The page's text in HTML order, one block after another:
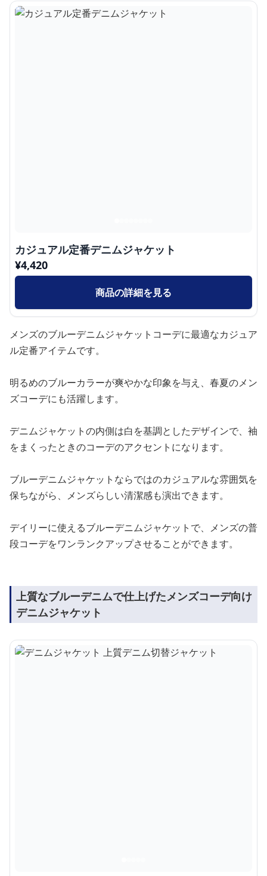
カジュアル定番デニムジャケット
¥4,420
商品の詳細を見る
メンズのブルーデニムジャケットコーデに最適なカジュア
ル定番アイテムです。
明るめのブルーカラーが爽やかな印象を与え、春夏のメン
ズコーデにも活躍します。
デニムジャケットの内側は白を基調としたデザインで、袖
をまくったときのコーデのアクセントになります。
ブルーデニムジャケットならではのカジュアルな雰囲気を
保ちながら、メンズらしい清潔感も演出できます。
デイリーに使えるブルーデニムジャケットで、メンズの普
段コーデをワンランクアップさせることができます。
上質なブルーデニムで仕上げたメンズコーデ向け
デニムジャケット